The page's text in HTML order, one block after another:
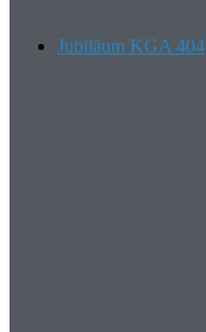
Jubiläum KGA 404